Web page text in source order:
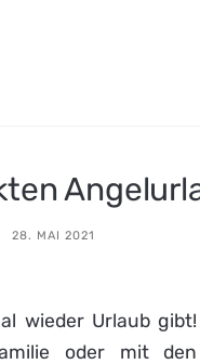
28. MAI 2021
wieder Urlaub
oder mit den